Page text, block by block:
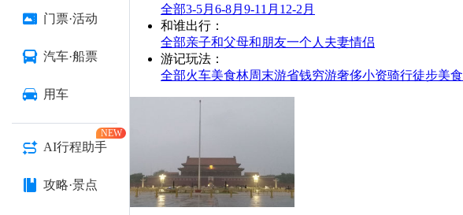
门票·活动
汽车·船票
用车
AI行程助手
NEW
攻略·景点
全部3-5月 6-8月 9-11月 12-2月
和谁出行 ：
全部亲子和父母和朋友一个人 夫妻情侣
游记玩法 ：
全部火车美食林周末游省钱穷游奢侈小资骑行徒步美食